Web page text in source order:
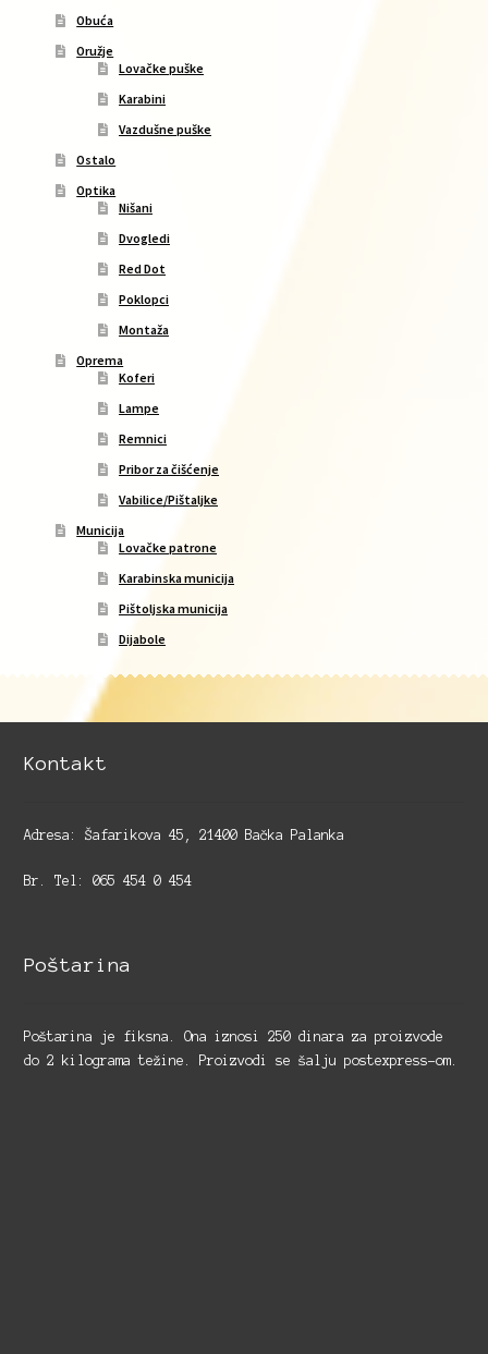
Obuća
Oružje
Lovačke puške
Karabini
Vazdušne puške
Ostalo
Optika
Nišani
Dvogledi
Red Dot
Poklopci
Montaža
Oprema
Koferi
Lampe
Remnici
Pribor za čišćenje
Vabilice/Pištaljke
Municija
Lovačke patrone
Karabinska municija
Pištoljska municija
Dijabole
Kontakt
Adresa: Šafarikova 45, 21400 Bačka Palanka
Br. Tel: 065 454 0 454
Poštarina
Poštarina je fiksna. Ona iznosi 250 dinara za proizvode
do 2 kilograma težine. Proizvodi se šalju postexpress-om.